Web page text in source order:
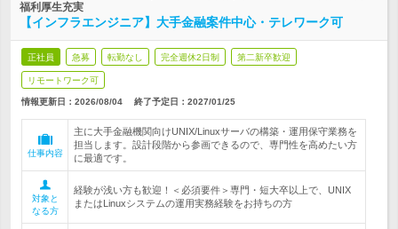
福利厚生充実
【インフラエンジニア】大手金融案件中心・テレワーク可
正社員 急募 転勤なし 完全週休2日制 第二新卒歓迎
リモートワーク可
情報更新日：2026/08/04 終了予定日： 2027/01/25
仕事内容
主に大手金融機関向けUNIX/Linuxサーバの構築・運用保守業務を
担当します。設計段階から参画できるので、専門性を高めたい方
に最適です。
対象と
なる方
経験が浅い方も歓迎！＜必須要件＞専門・短大卒以上で、UNIX
またはLinuxシステムの運用実務経験をお持ちの方